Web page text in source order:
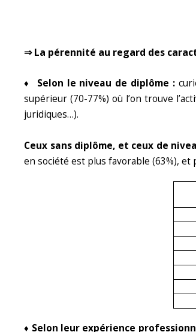
⇒ La pérennité au regard des
♦ Selon le niveau de diplôme :
supérieur (70-77%) où l’on trouve
juridiques…).
Ceux sans diplôme, et ceux de
en société est plus favorable (63%),
♦ Selon leur expérience